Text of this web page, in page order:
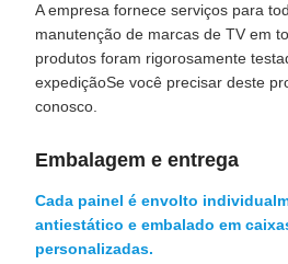
A empresa fornece serviços para
manutenção de marcas de TV em
produtos foram rigorosamente
expediçãoSe você precisar deste
conosco.
Embalagem e entrega
Cada painel é envolto
antiestático e embalado em
personalizadas.